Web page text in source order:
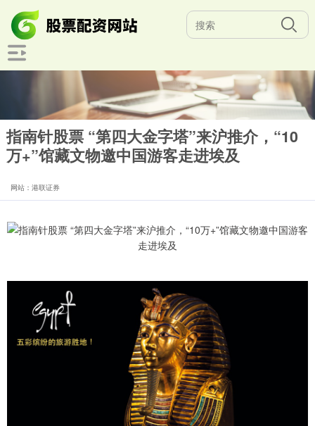
指南针股票 “第四大金字塔”来沪推介，“10
万+”馆藏文物邀中国游客走进埃及
网站：港联证券